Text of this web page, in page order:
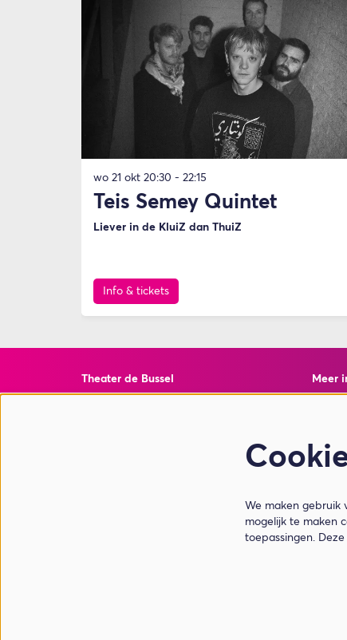
Teis Semey Quintet
Liever in de KluiZ dan ThuiZ
wo 21 okt 20:30 - 22:15
Info & tickets
Theater de Bussel
Openingstijden balie - juli & augustus
Meer
ANBI
Weet
We maken gebruik
mogelijk te maken
toepassingen.